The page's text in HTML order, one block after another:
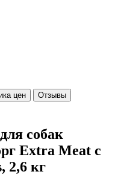
цен
Отзывы
собак
Extra Meat с
2,6 кг